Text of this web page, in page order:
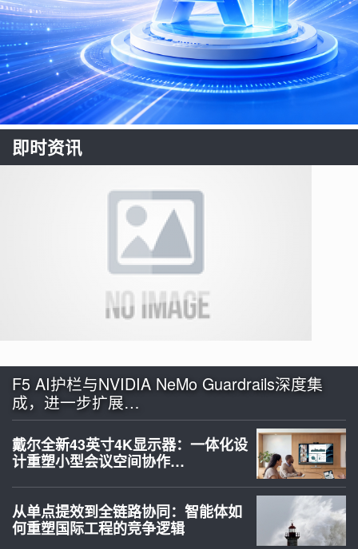
即时资讯
F5 AI护栏与NVIDIA NeMo Guardrails深度集
成，进一步扩展…
戴尔全新43英寸4K显示器：一体化设
计重塑小型会议空间协作…
从单点提效到全链路协同：智能体如
何重塑国际工程的竞争逻辑